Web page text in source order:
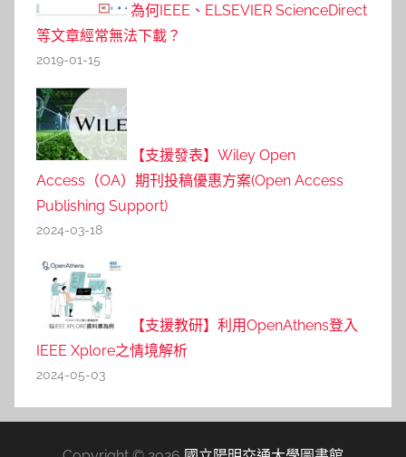
為何IEEE、ELSEVIER ScienceDirect
等文章經常無法下載？
2019-01-15
【支援發表】Wiley Open
Access（OA）期刊投稿優惠方案(Open Access
Publishing Support)
2024-03-18
【支援教研】利用OpenAthens登入
IEEE Xplore之情境解析
2024-05-03